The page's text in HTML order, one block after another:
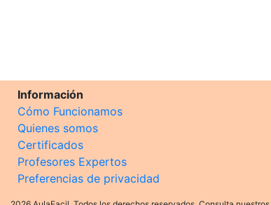
Información
Cómo Funcionamos
Quienes somos
Certificados
Profesores Expertos
Preferencias de privacidad